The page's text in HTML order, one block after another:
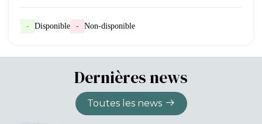
- Disponible - Non-disponible
Dernières news
Toutes les news